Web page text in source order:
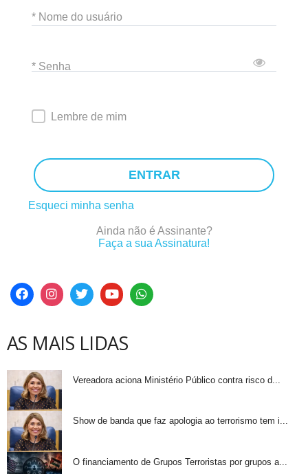
* Nome do usuário
* Senha
Lembre de mim
ENTRAR
Esqueci minha senha
Ainda não é Assinante?
Faça a sua Assinatura!
AS MAIS LIDAS
Vereadora aciona Ministério Público contra risco d...
Show de banda que faz apologia ao terrorismo tem i...
O financiamento de Grupos Terroristas por grupos a...